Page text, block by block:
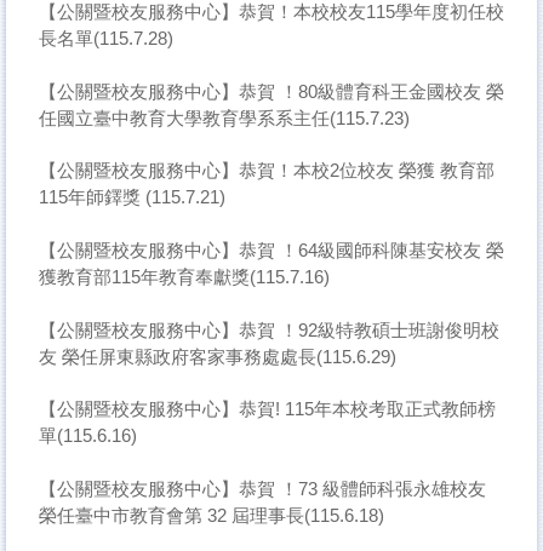
【公關暨校友服務中心】恭賀！本校校友115學年度初任校
長名單(115.7.28)
【公關暨校友服務中心】恭賀 ！80級體育科王金國校友 榮
任國立臺中教育大學教育學系系主任(115.7.23)
【公關暨校友服務中心】恭賀！本校2位校友 榮獲 教育部
115年師鐸獎 (115.7.21)
【公關暨校友服務中心】恭賀 ！64級國師科陳基安校友 榮
獲教育部115年教育奉獻獎(115.7.16)
【公關暨校友服務中心】恭賀 ！92級特教碩士班謝俊明校
友 榮任屏東縣政府客家事務處處長(115.6.29)
【公關暨校友服務中心】恭賀! 115年本校考取正式教師榜
單(115.6.16)
【公關暨校友服務中心】恭賀 ！73 級體師科張永雄校友
榮任臺中市教育會第 32 屆理事長(115.6.18)